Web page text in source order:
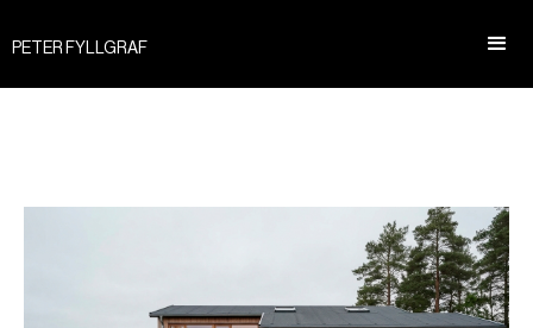
PETER FYLLGRAF